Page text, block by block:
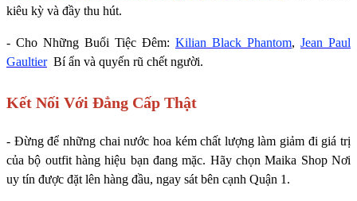
kiêu kỳ và đầy thu hút.
- Cho Những Buổi Tiệc Đêm: Kilian Black Phantom, Jean Paul
GaultierBí ẩn và quyến rũ chết người.
Kết Nối Với Đẳng Cấp Thật
- Đừng để những chai nước hoa kém chất lượng làm giảm đi giá trị
của bộ outfit hàng hiệu bạn đang mặc. Hãy chọn Maika Shop Nơi
uy tín được đặt lên hàng đầu, ngay sát bên cạnh Quận 1.